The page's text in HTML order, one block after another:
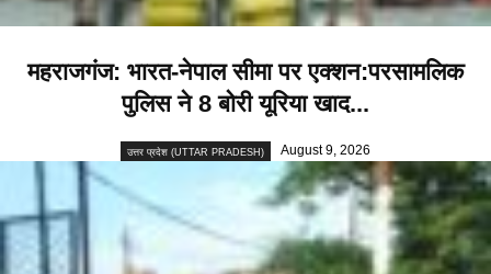
महराजगंज: भारत-नेपाल सीमा पर एक्शन:परसामलिक
पुलिस ने 8 बोरी यूरिया खाद...
उत्तर प्रदेश (UTTAR PRADESH) August 9, 2026